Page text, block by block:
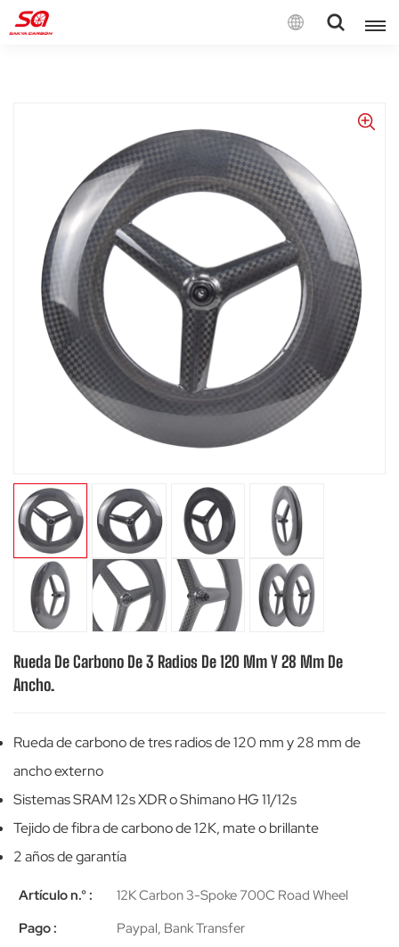
Español
Français
Deutsch
Italiano
Rueda De Carbono De 3 Radios De 120 Mm Y 28 Mm De
Ancho.
Rueda de carbono de tres radios de 120 mm y 28 mm de
ancho externo
Sistemas SRAM 12s XDR o Shimano HG 11/12s
Tejido de fibra de carbono de 12K, mate o brillante
2 años de garantía
Artículo n.° :
12K Carbon 3-Spoke 700C Road Wheel
Pago :
Paypal, Bank Transfer